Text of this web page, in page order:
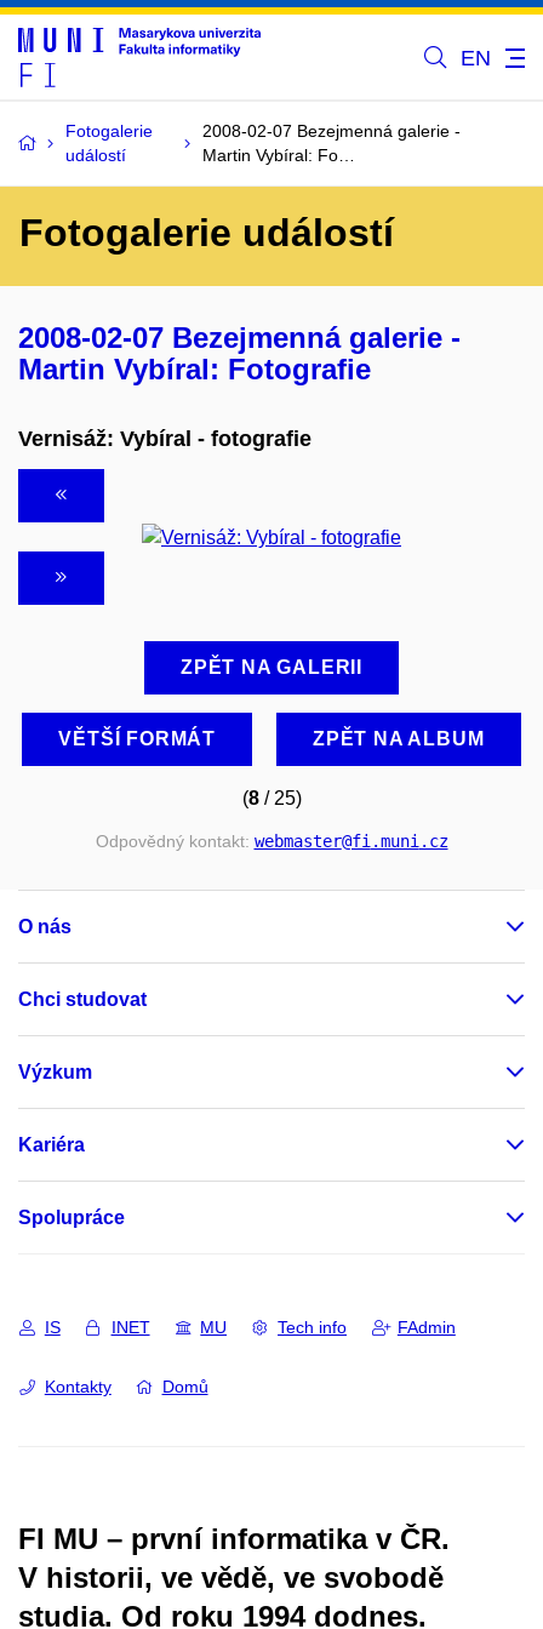
EN
Fotogalerie
událostí
2008-02-07 Bezejmenná galerie -
Martin Vybíral: Fo…
Fotogalerie událostí
2008-02-07 Bezejmenná galerie -
Martin Vybíral: Fotografie
Vernisáž: Vybíral - fotografie
ZPĚT NA GALERII
VĚTŠÍ FORMÁT ZPĚT NA ALBUM
(8/ 25)
Odpovědný kontakt: webmaster@fi.muni.cz
O nás
Chci studovat
Výzkum
Kariéra
Spolupráce
IS INET MU Tech info FAdmin
Kontakty Domů
FI MU – první informatika v ČR.
V historii, ve vědě, ve svobodě
studia. Od roku 1994 dodnes.